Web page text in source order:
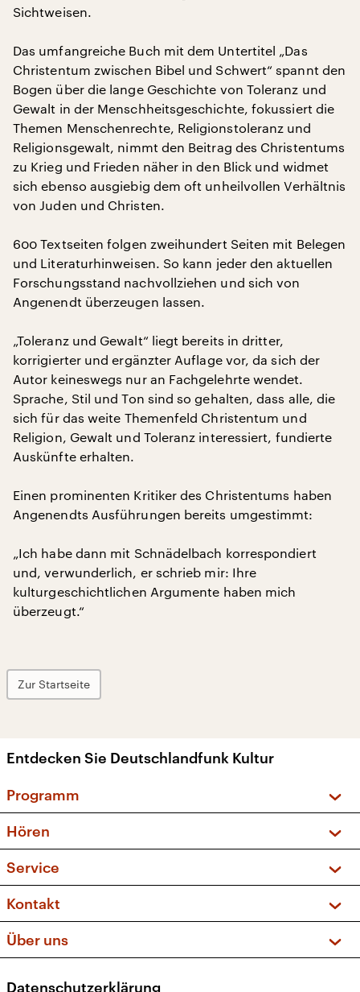
Sichtweisen.
Das umfangreiche Buch mit dem Untertitel „Das
Christentum zwischen Bibel und Schwert“ spannt den
Bogen über die lange Geschichte von Toleranz und
Gewalt in der Menschheitsgeschichte, fokussiert die
Themen Menschenrechte, Religionstoleranz und
Religionsgewalt, nimmt den Beitrag des Christentums
zu Krieg und Frieden näher in den Blick und widmet
sich ebenso ausgiebig dem oft unheilvollen Verhältnis
von Juden und Christen.
600 Textseiten folgen zweihundert Seiten mit Belegen
und Literaturhinweisen. So kann jeder den aktuellen
Forschungsstand nachvollziehen und sich von
Angenendt überzeugen lassen.
„Toleranz und Gewalt“ liegt bereits in dritter,
korrigierter und ergänzter Auflage vor, da sich der
Autor keineswegs nur an Fachgelehrte wendet.
Sprache, Stil und Ton sind so gehalten, dass alle, die
sich für das weite Themenfeld Christentum und
Religion, Gewalt und Toleranz interessiert, fundierte
Auskünfte erhalten.
Einen prominenten Kritiker des Christentums haben
Angenendts Ausführungen bereits umgestimmt:
„Ich habe dann mit Schnädelbach korrespondiert
und, verwunderlich, er schrieb mir: Ihre
kulturgeschichtlichen Argumente haben mich
überzeugt.“
Zur Startseite
Entdecken Sie Deutschlandfunk Kultur
Programm
Sendungen und Podcasts
Musikliste
Kakadu – Das Kinderprogramm
Hören
Frequenzen (UKW + DAB+)
Service
FAQ
Apps
Newsletter
Kontakt
Social Media
Über uns
Datenschutzerklärung